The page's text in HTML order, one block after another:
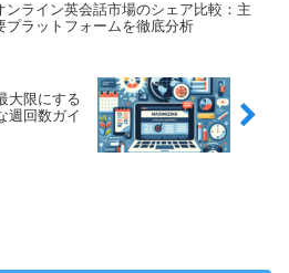
ンライン英会話市場のシェア比較：主
プラットフォームを徹底分析
大限にする
週回数ガイ